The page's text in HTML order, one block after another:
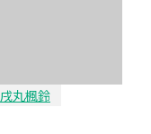
戌丸楓鈴